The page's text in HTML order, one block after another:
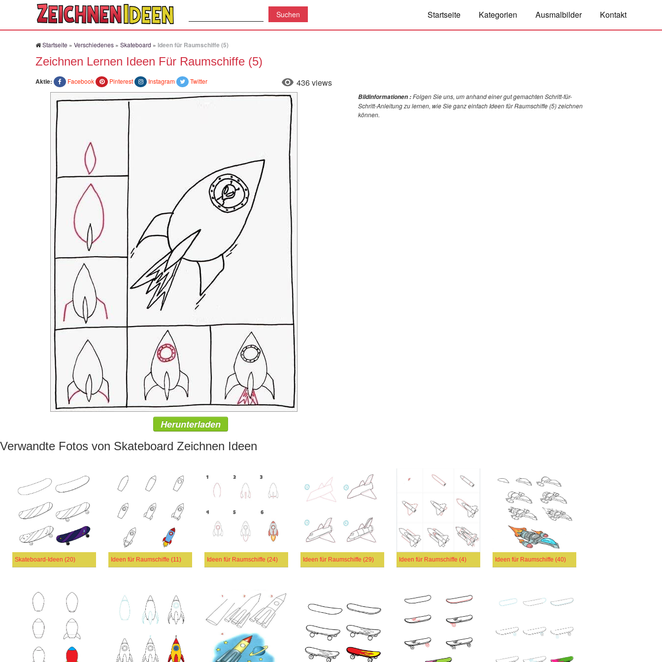
Startseite Kategorien Ausmalbilder Kontakt
Startseite » Verschiedenes » Skateboard » Ideen für Raumschiffe (5)
Zeichnen Lernen Ideen Für Raumschiffe (5)
Aktie: Facebook Pinterest Instagram Twitter 436 views
Bildinformationen :Folgen Sie uns, um anhand einer gut gemachten Schritt-für-
Schritt-Anleitung zu lernen, wie Sie ganz einfach Ideen für Raumschiffe (5) zeichnen
können.
Herunterladen
Verwandte Fotos von Skateboard Zeichnen Ideen
Skateboard-Ideen (20) Ideen für Raumschiffe (11) Ideen für Raumschiffe (24) Ideen für Raumschiffe (29) Ideen für Raumschiffe (4) Ideen für Raumschiffe (40)